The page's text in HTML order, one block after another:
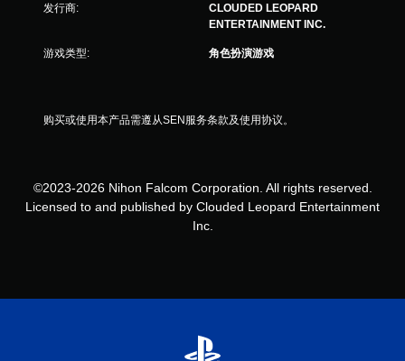
发行商:
CLOUDED LEOPARD
ENTERTAINMENT INC.
游戏类型: 角色扮演游戏
购买或使用本产品需遵从SEN服务条款及使用协议。
©2023-2026 Nihon Falcom Corporation. All rights reserved.
Licensed to and published by Clouded Leopard Entertainment
Inc.